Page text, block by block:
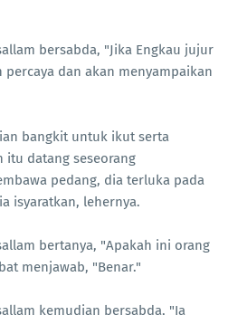
bersabda, "Jika Engkau jujur
percaya dan akan menyampaikan
bangkit untuk ikut serta
itu datang seseorang
pedang, dia terluka pada
isyaratkan, lehernya.
bertanya, "Apakah ini orang
menjawab, "Benar."
kemudian bersabda, "Ia